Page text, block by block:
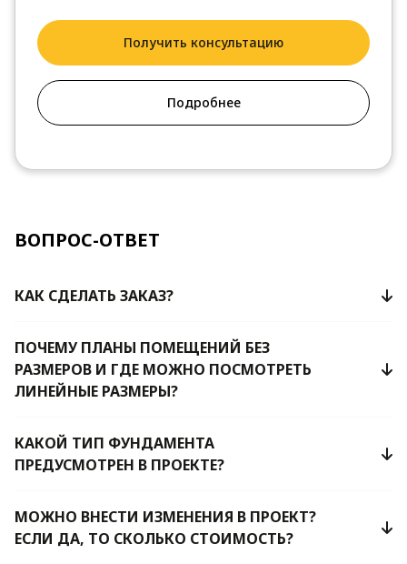
Получить консультацию
Подробнее
ВОПРОС-ОТВЕТ
КАК СДЕЛАТЬ ЗАКАЗ?
ПОЧЕМУ ПЛАНЫ ПОМЕЩЕНИЙ БЕЗ
РАЗМЕРОВ И ГДЕ МОЖНО ПОСМОТРЕТЬ
ЛИНЕЙНЫЕ РАЗМЕРЫ?
КАКОЙ ТИП ФУНДАМЕНТА
ПРЕДУСМОТРЕН В ПРОЕКТЕ?
МОЖНО ВНЕСТИ ИЗМЕНЕНИЯ В ПРОЕКТ?
ЕСЛИ ДА, ТО СКОЛЬКО СТОИМОСТЬ?